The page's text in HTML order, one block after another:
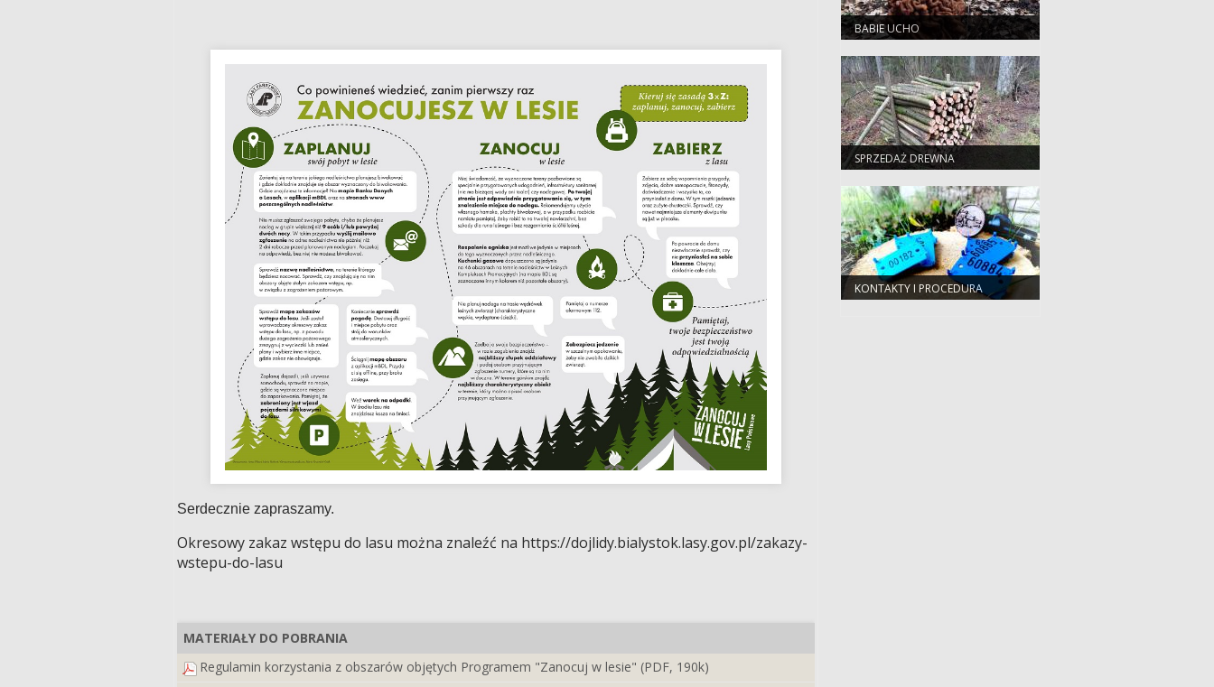
Serdecznie zapraszamy.
Okresowy zakaz wstępu do lasu można znaleźć na https://dojlidy.bialystok.lasy.gov.pl/zakazy-
wstepu-do-lasu
MATERIAŁY DO POBRANIA
Regulamin korzystania z obszarów objętych Programem "Zanocuj w lesie" (PDF, 190k)
BABIE UCHO
SPRZEDAŻ DREWNA
KONTAKTY I PROCEDURA
POSTĘPOWANIA